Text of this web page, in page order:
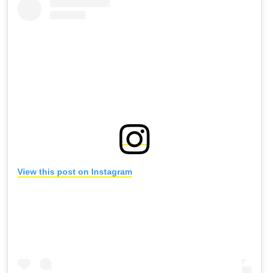
View this post on Instagram